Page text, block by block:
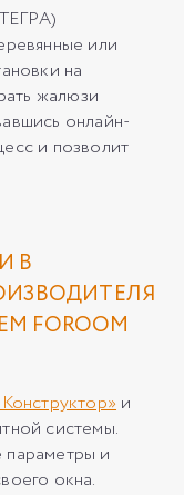
или
на
жалюзи
онлайн-
и позволит
В
FOROOM
и
системы.
и
окна.